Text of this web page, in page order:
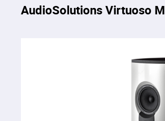
AudioSolutions Virtuoso M